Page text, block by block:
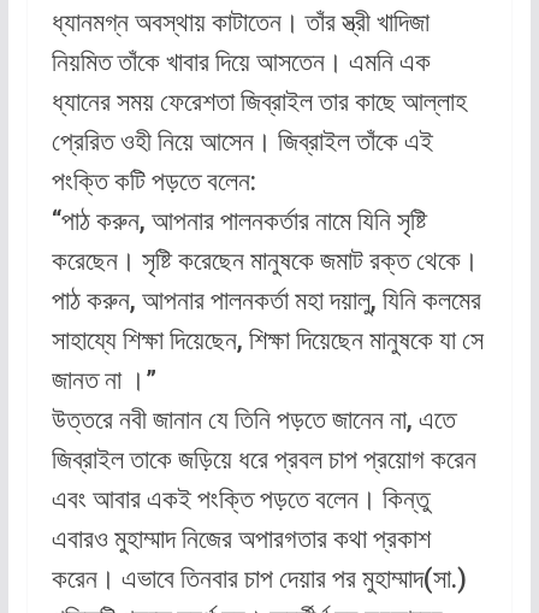
ধ্যানমগ্ন অবস্থায় কাটাতেন। তাঁর স্ত্রী খাদিজা
নিয়মিত তাঁকে খাবার দিয়ে আসতেন। এমনি এক
ধ্যানের সময় ফেরেশতা জিব্রাইল তার কাছে আল্লাহ
প্রেরিত ওহী নিয়ে আসেন। জিব্রাইল তাঁকে এই
পংক্তি কটি পড়তে বলেন:
“পাঠ করুন, আপনার পালনকর্তার নামে যিনি সৃষ্টি
করেছেন। সৃষ্টি করেছেন মানুষকে জমাট রক্ত থেকে।
পাঠ করুন, আপনার পালনকর্তা মহা দয়ালু, যিনি কলমের
সাহায্যে শিক্ষা দিয়েছেন, শিক্ষা দিয়েছেন মানুষকে যা সে
জানত না ।”
উত্তরে নবী জানান যে তিনি পড়তে জানেন না, এতে
জিব্রাইল তাকে জড়িয়ে ধরে প্রবল চাপ প্রয়োগ করেন
এবং আবার একই পংক্তি পড়তে বলেন। কিন্তু
এবারও মুহাম্মাদ নিজের অপারগতার কথা প্রকাশ
করেন। এভাবে তিনবার চাপ দেয়ার পর মুহাম্মাদ(সা.)